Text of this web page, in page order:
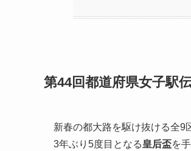
第44回都道府県女子駅
新春の都大路を駆け抜ける全9
3年ぶり5度目となる皇后盃を